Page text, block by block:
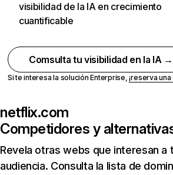
visibilidad de la IA en crecimiento
cuantificable
Comsulta tu visibilidad en la IA →
Si te interesa la solución Enterprise,¡reserva
netflix.com
Competidores y
Revela otras webs que interesan a
audiencia. Consulta la lista de